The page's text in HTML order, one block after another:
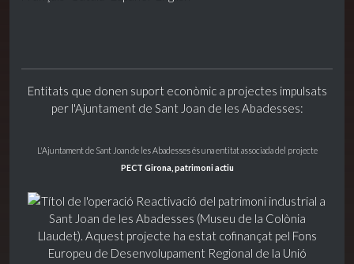
Entitats que donen suport econòmic a projectes impulsats
per l'Ajuntament de Sant Joan de les Abadesses:
L'Ajuntament de Sant Joan de les Abadesses és una entitat associada del projecte
PECT Girona, patrimoni actiu